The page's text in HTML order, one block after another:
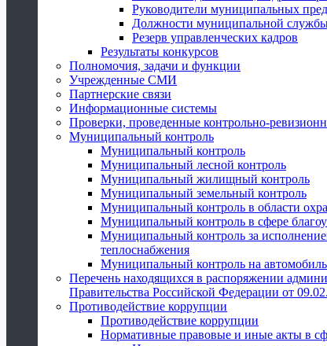
Руководители муниципальных
Должности муниципальной
Резерв управленческих кадров
Результаты конкурсов
Полномочия, задачи и функции
Учрежденные СМИ
Партнерские связи
Информационные системы
Проверки, проведенные контрольно-
Муниципальный контроль
Муниципальный контроль
Муниципальный лесной контроль
Муниципальный жилищный контроль
Муниципальный земельный контроль
Муниципальный контроль в области
Муниципальный контроль в сфере
Муниципальный контроль за
теплоснабжения
Муниципальный контроль на
Перечень находящихся в распоряжении
Правительства Российской Федерации от
Противодействие коррупции
Противодействие коррупции
Нормативные правовые и иные акты в